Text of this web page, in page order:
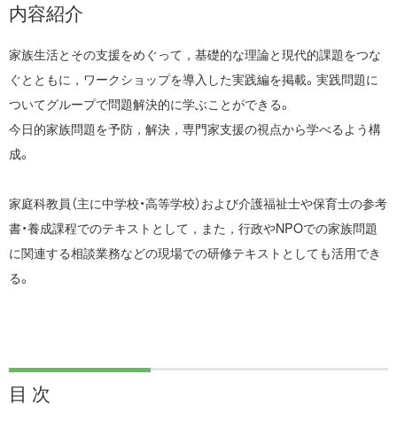
内容紹介
家族生活とその支援をめぐって，基礎的な理論と現代的課題をつな
ぐとともに，ワークショップを導入した実践編を掲載。実践問題に
ついてグループで問題解決的に学ぶことができる。
今日的家族問題を予防，解決，専門家支援の視点から学べるよう構
成。
家庭科教員（主に中学校・高等学校）および介護福祉士や保育士の参考
書・養成課程でのテキストとして，また，行政やNPOでの家族問題
に関連する相談業務などの現場での研修テキストとしても活用でき
る。
目 次